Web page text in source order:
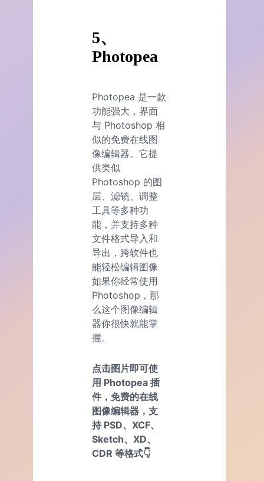
5、
Photopea
Photopea 是一款
功能强大，界面
与 Photoshop 相
似的免费在线图
像编辑器。它提
供类似
Photoshop 的图
层、滤镜、调整
工具等多种功
能，并支持多种
文件格式导入和
导出，跨软件也
能轻松编辑图像
如果你经常使用
Photoshop，那
么这个图像编辑
器你很快就能掌
握。
点击图片即可使
用 Photopea 插
件，免费的在线
图像编辑器，支
持 PSD、XCF、
Sketch、XD、
CDR 等格式👇